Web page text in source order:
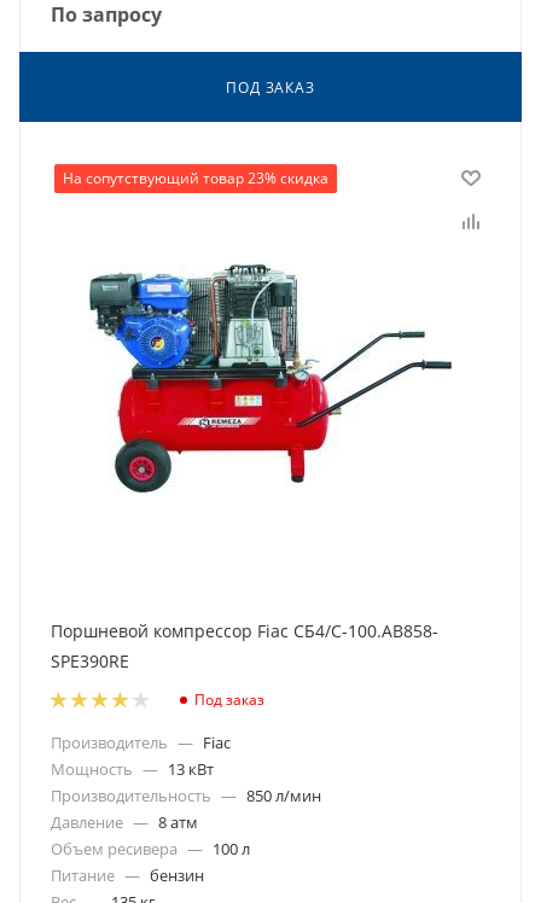
По запросу
ПОД ЗАКАЗ
На сопутствующий товар 23% скидка
Поршневой компрессор Fiac СБ4/С-100.АВ858-
SPE390RE
Под заказ
Производитель — Fiac
Мощность — 13 кВт
Производительность — 850 л/мин
Давление — 8 атм
Объем ресивера — 100 л
Питание — бензин